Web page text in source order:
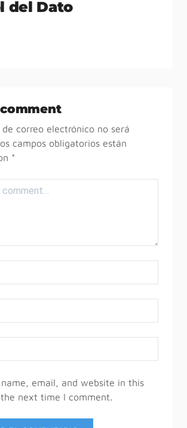
del Dato
de correo electrónico no será
campos obligatorios están
*
email, and website in this
next time I comment.